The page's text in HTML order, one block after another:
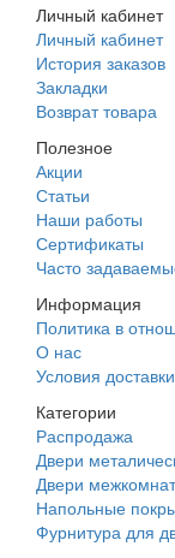
Личный кабинет
Личный кабинет
История заказов
Закладки
Возврат товара
Полезное
Акции
Статьи
Наши работы
Сертификаты
Часто
Информация
Политика в
О нас
Условия
Категории
Распродажа
Двери
Двери
Напольные
Фурнитура для